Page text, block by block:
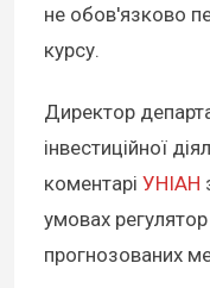
не обов'язково
курсу.
Директор
інвестиційної
коментарі УНІАН
умовах
прогнозованих